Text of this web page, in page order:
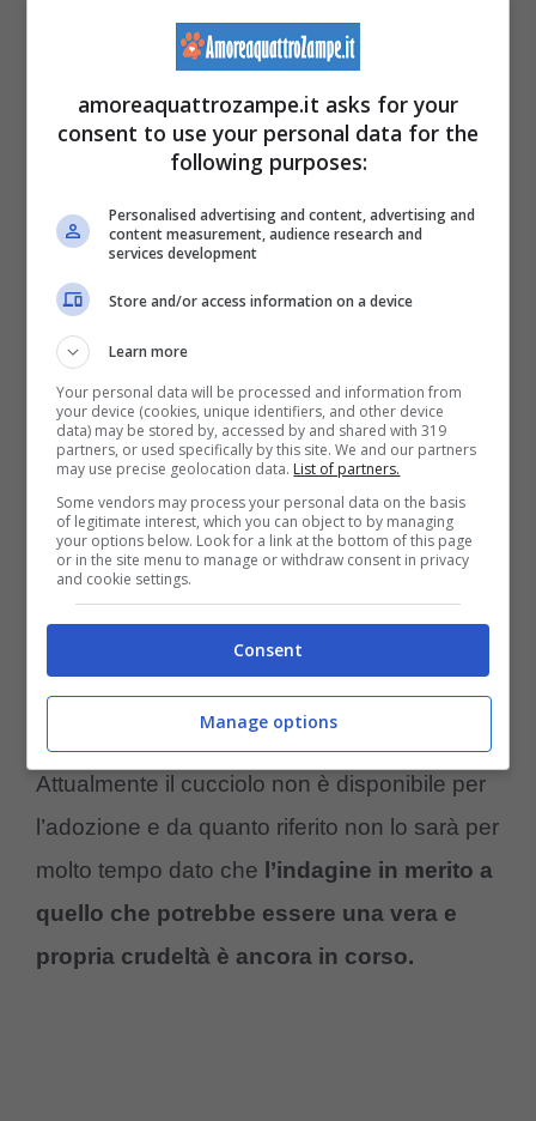
intenzionale commesso da qualcuno che
voleva liberarsidi quella povera creatura.
Il percorso del camion comprende diversi
non comprende abitazioni private,
di una
abbandonocon
motivo per cui è stato adibito un numero
speciale percontattare le autoritàin caso di
informazione sui proprietari del cane o sugli
eventi che hanno portato alritrovamento
del piccolo in un camion dei rifiuti
A quanto riportato il numero è stato destinato
solo a informazioni utili sul casoe sul se il
sottoposto a crudeltà
Attualmente il cucciolo non è disponibile per
l’adozione e da quanto riferito non lo sarà per
molto tempo dato che l’indagine in merito a
quello che potrebbe essere una vera e
propria crudeltà è ancora in corso.
amoreaquattrozampe.it asks for your
consent to use your personal data for the
following purposes:
Personalised advertising and content, advertising and
content measurement, audience research and
services development
Store and/or access information on a device
Learn more
Your personal data will be processed and information from
your device (cookies, unique identifiers, and other device
data) may be stored by, accessed by and shared with 319
partners, or used specifically by this site. We and our partners
may use precise geolocation data. List of partners.
Some vendors may process your personal data on the basis
of legitimate interest, which you can object to by managing
your options below. Look for a link at the bottom of this page
or in the site menu to manage or withdraw consent in privacy
and cookie settings.
Consent
Manage options